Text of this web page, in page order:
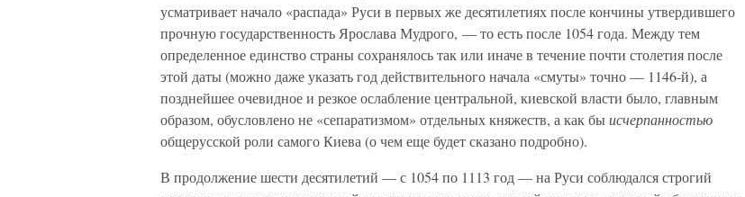
усматривает начало «распада» Руси в первых же десятилетиях после кончины утвердившего
прочную государственность Ярослава Мудрого, — то есть после 1054 года. Между тем
определенное единство страны сохранялось так или иначе в течение почти столетия после
этой даты (можно даже указать год действительного начала «смуты» точно — 1146-й), а
позднейшее очевидное и резкое ослабление центральной, киевской власти было, главным
образом, обусловлено не «сепаратизмом» отдельных княжеств, а как быисчерпанностью
общерусской роли самого Киева (о чем еще будет сказано подробно).
В продолжение шести десятилетий — с 1054 по 1113 год — на Руси соблюдался строгий